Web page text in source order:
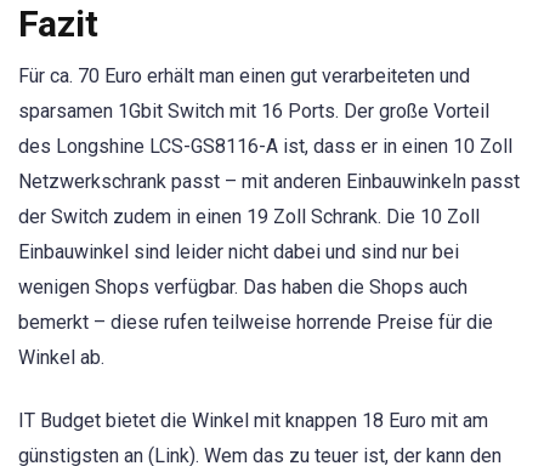
Fazit
Für ca. 70 Euro erhält man einen gut verarbeiteten und
sparsamen 1Gbit Switch mit 16 Ports. Der große Vorteil
des Longshine LCS-GS8116-A ist, dass er in einen 10 Zoll
Netzwerkschrank passt – mit anderen Einbauwinkeln passt
der Switch zudem in einen 19 Zoll Schrank. Die 10 Zoll
Einbauwinkel sind leider nicht dabei und sind nur bei
wenigen Shops verfügbar. Das haben die Shops auch
bemerkt – diese rufen teilweise horrende Preise für die
Winkel ab.
IT Budget bietet die Winkel mit knappen 18 Euro mit am
günstigsten an (Link). Wem das zu teuer ist, der kann den